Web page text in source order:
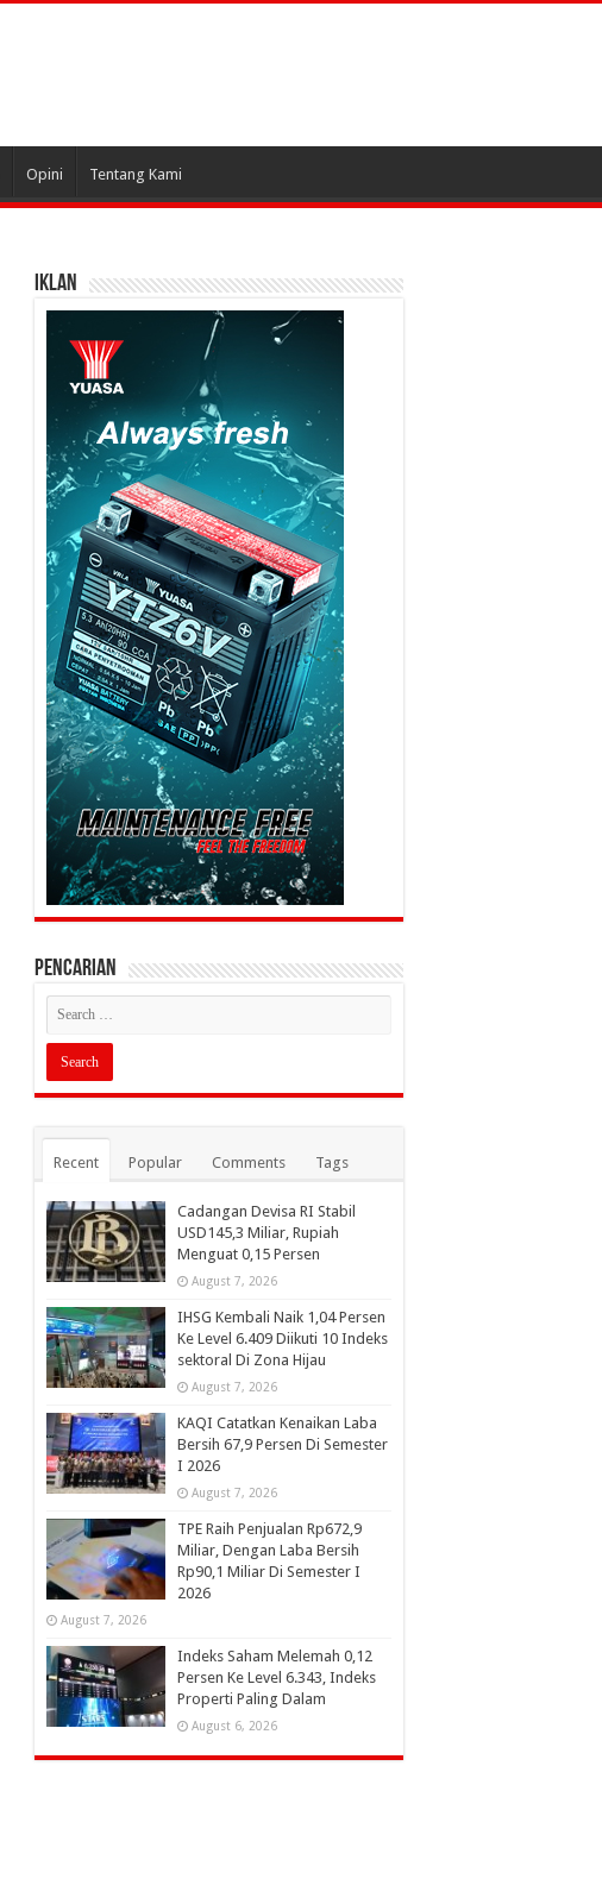
Opini Tentang Kami
IKLAN
PENCARIAN
Recent Popular Comments Tags
Cadangan Devisa RI Stabil
USD145,3 Miliar, Rupiah
Menguat 0,15 Persen
August 7, 2026
IHSG Kembali Naik 1,04 Persen
Ke Level 6.409 Diikuti 10 Indeks
sektoral Di Zona Hijau
August 7, 2026
KAQI Catatkan Kenaikan Laba
Bersih 67,9 Persen Di Semester
I 2026
August 7, 2026
TPE Raih Penjualan Rp672,9
Miliar, Dengan Laba Bersih
Rp90,1 Miliar Di Semester I
2026
August 7, 2026
Indeks Saham Melemah 0,12
Persen Ke Level 6.343, Indeks
Properti Paling Dalam
August 6, 2026